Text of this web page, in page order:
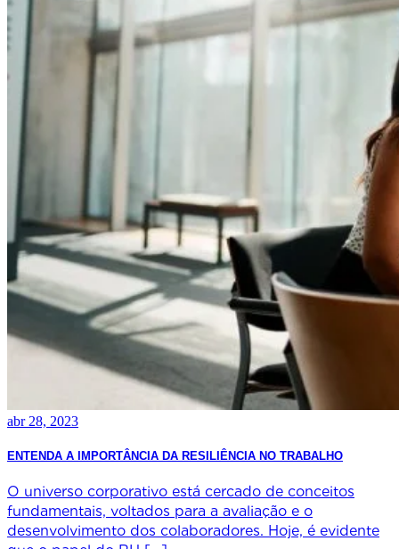
abr 28, 2023
ENTENDA A IMPORTÂNCIA DA RESILIÊNCIA NO TRABALHO
O universo corporativo está cercado de conceitos
fundamentais, voltados para a avaliação e o
desenvolvimento dos colaboradores. Hoje, é evidente